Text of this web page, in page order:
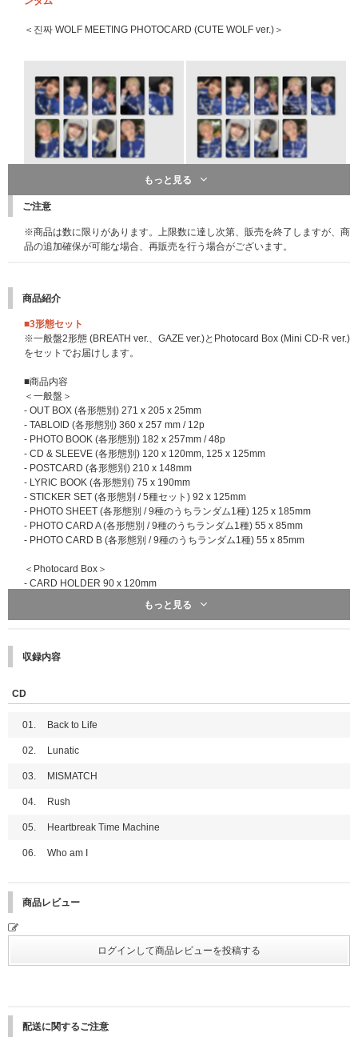
先着特典：応募抽選用シリアルナンバー
入につき「応募抽選用シリアルナンバー」を1つ差し上げます。
※3形態セット購入の場合は「応募抽選用シリアルナンバー」を3点、9形態
(商品)本体には封入されておりませんのでご注意ください｡
※「応募抽選用シリアルナンバー」は先着です。無くなり次第予告なく配布
終了になります。
【&TEAM KR 1st Mini Album 'Back to Life'シリアルナンバー特典 概要】
■応募期間
2025年10月28日(火)11:00～2026年1月13日(火)10:59まで(全4回)
※イベントによって応募期間が異なります。参加を希望するイベントの応募
対象期間内にご応募ください｡
■応募スケジュール (※2025/10/29更新：応募スケジュールに一部変更がご
ざいました。)
【1回目】2025年10月28日(火)11:00～11月3日(月)10:59 当落発表：11月6
日(木)18:00頃
【2回目】2025年11月3日(月)11:00～11月11日(火)10:59 当落発表：11月1
4日(金)18:00頃
※オフラインイベント愛知会場は2回目で最終応募になります。
28日(金)18:00頃
※オフラインイベント京都会場、オンラインイベント、サイン入り告知ポス
【4回目】2025年11月25日(火)11:00～2026年1月13日(火)10:59 当落発
表：2026年1月16日(金)18:00頃
■メンバーオフラインイベント(各会場でメンバーに直接会えるイベントにご
参加いただけます)
①ミニトークステージ + メンバー個別トーク & ハイタッチ会
用)
④ミニトークステージ + メンバー全員お渡し会
※全会場で、特典会の内容は同じとなります。
●開催日程
【京都】2025年12月7日(日)
す。
詳細はこちら：
■メンバーオンラインイベント(オンライン上でサイン会やトーク会にご参加
いただけます)
ただきます。
＜진짜 WOLF MEETING PHOTOCARD (CUTE WOLF ver.)＞
【ラッキードローイベント概要】
AL MUSIC STOREで下記期間内にご予約・ご購入のお客様に先着で、2スト
アともにCD1枚につきラッキードローイベント限定絵柄「メンバー別フォ
トカード」に代わり、メンバーの直筆メッセージやイラストをデザインした
ラッキードローイベント限定絵柄「手書きデコプリント入りメンバー別フォ
トカード」1枚(全9種)をランダムでお届けいたします。
※&TEAM Weverse ShopとUNIVERSAL MUSIC STOREのフォトカードの
絵柄はそれぞれ異なります。
さらに、今回も特別なプレゼントをご用意！
ラッキードローイベント限定絵柄「メンバー別フォトカード」に加え、各メ
ンバーの「直筆サイン入りフォトカード」を抽選でプレゼントいたします！
※「直筆サイン入りフォトカード」のメンバーはランダムとなります。
※直筆サインはストア別ラッキードローイベント限定絵柄「メンバー別フォ
トカード」にお入れいたします。
※「直筆サイン入りメンバー別フォトカード」は、&TEAM Weverse Shop
で各メンバー25名様(合計225名様)、UNIVERSAL MUSIC STOREで各メン
バー25名様(合計225名様)に抽選でプレゼントいたします。
※「メンバー別フォトカード」または「手書きデコプリントフォトカード」
は商品と同梱発送でお届けいたします。発送の日程は変更になる場合がござ
※「手書きデコプリントフォトカード」ご当選の方には、「メンバー別フォ
トカード」のお渡しはございません。
ンバー絵柄は同じものになります。
※ラッキードローイベントプレゼント用の各カードには数に限りがございま
が終了する場合がありますので、あらかじめご了承ください。
※ラッキードローイベント期間内のご予約分が対象です。
トのデザインはプリント(印刷)となります。
送をもって代えさせていただきます。お問い合わせいただきましてもお届け
【1回目】9月4日(木) 12:00～9月7日(日) 10:59
【「直筆サイン入りメンバー別フォトカード」当選発表(上記ラッキードロ
9月12日(金)20:00以降順次
OREマイページにてご連絡いたします。落選の方へのご連絡はございませ
んので、あらかじめご了承ください。
※「直筆サイン入りメンバー別フォトカード」は、後日商品とは別送で11
月下旬以降にお届けさせていただきます。発送の日程は変更になる場合がご
のご住所へそれぞれ発送いたします。入力間違いのないようご注意くださ
もっと見る
ご注意
※商品は数に限りがあります。上限数に達し次第、販売を終了しますが、商
品の追加確保が可能な場合、再販売を行う場合がございます。
商品紹介
■3形態セット
※一般盤2形態 (BREATH ver.、GAZE ver.)とPhotocard Box (Mini CD-R ver.)
をセットでお届けします。
■商品内容
＜一般盤＞
- OUT BOX (各形態別) 271 x 205 x 25mm
- TABLOID (各形態別) 360 x 257 mm / 12p
- PHOTO BOOK (各形態別) 182 x 257mm / 48p
- CD & SLEEVE (各形態別) 120 x 120mm, 125 x 125mm
- POSTCARD (各形態別) 210 x 148mm
- LYRIC BOOK (各形態別) 75 x 190mm
- STICKER SET (各形態別 / 5種セット) 92 x 125mm
- PHOTO SHEET (各形態別 / 9種のうちランダム1種) 125 x 185mm
- PHOTO CARD A (各形態別 / 9種のうちランダム1種) 55 x 85mm
- PHOTO CARD B (各形態別 / 9種のうちランダム1種) 55 x 85mm
＜Photocard Box＞
- CARD HOLDER 90 x 120mm
- PHOTO CARD (9種のうちランダム1種) 55 x 85mm
※サイズや構成内容は制作元の事情により事前告知無しに変更になる場合が
もっと見る
収録内容
CD
01. Back to Life
02. Lunatic
03. MISMATCH
04. Rush
05. Heartbreak Time Machine
06. Who am I
商品レビュー
配送に関するご注意